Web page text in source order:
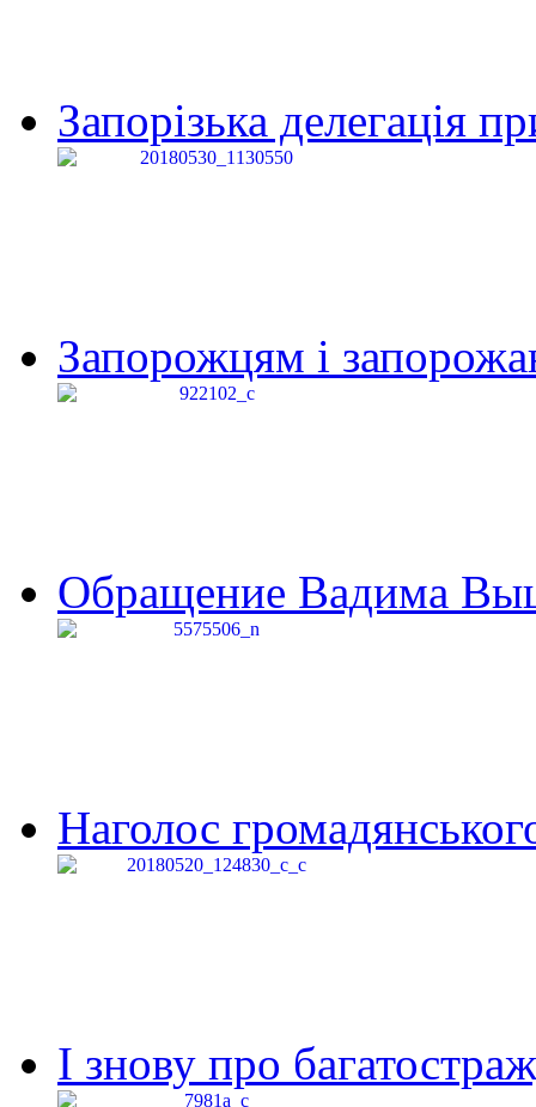
Запорізька делегація
Запорожцям і
Обращение Вадима
Наголос
І знову про